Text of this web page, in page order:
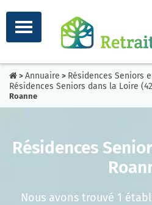
> Annuaire > Résidences Seniors
Résidences Seniors dans la Loire
Roanne
Résidences
Nous avons trouvé 1